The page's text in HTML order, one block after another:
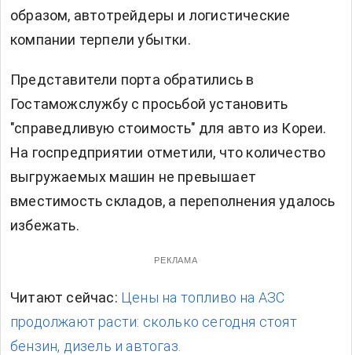
образом, автотрейдеры и логистические
компании терпели убытки.
Представители порта обратились в
Гостаможслужбу с просьбой установить
"справедливую стоимость" для авто из Кореи.
На госпредприятии отметили, что количество
выгружаемых машин не превышает
вместимость складов, а переполнения удалось
избежать.
РЕКЛАМА
Читают сейчас: Цены на топливо на АЗС
продолжают расти: сколько сегодня стоят
бензин, дизель и автогаз.